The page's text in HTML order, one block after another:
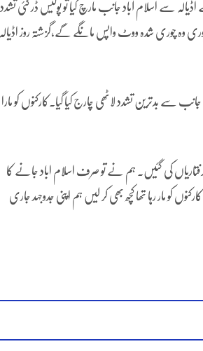
خان 25 کروڑ عوام کی نمائیندگی کر رہا ہے اڈیالہ سے اسلام آباد جانب مارچ کیا تو پولیس ڈر گئی تشدد
کو انصاف اور حق ملے گا تو امن ہو جائیگا،جنہوں نے 8 فروری ہمیں ووٹ دیا 8 فروری وہ چوری شدہ ووٹ واپس مانگے گے،گزشتہ روز اڈیالہ
سے بدترین تشدد لاٹھی چارج کیا گیا۔کارکنوں کو مارا
گرفتاریاں کی گئیں۔ ہم نے تو صرف اسلام اباد جانے کا
کو مار رہا تھا کچھ بھی کر لیں ہم اپنی جدوجہد جاری